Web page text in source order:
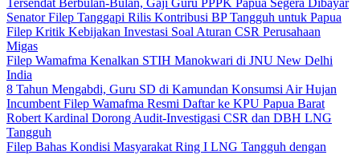
Tersendat Berbulan-Bulan, Gaji Guru PPPK Papua Segera Dibayar
Senator Filep Tanggapi Rilis Kontribusi BP Tangguh untuk Papua
Filep Kritik Kebijakan Investasi Soal Aturan CSR Perusahaan
Migas
Filep Wamafma Kenalkan STIH Manokwari di JNU New Delhi
India
8 Tahun Mengabdi, Guru SD di Kamundan Konsumsi Air Hujan
Incumbent Filep Wamafma Resmi Daftar ke KPU Papua Barat
Robert Kardinal Dorong Audit-Investigasi CSR dan DBH LNG
Tangguh
Filep Bahas Kondisi Masyarakat Ring I LNG Tangguh dengan